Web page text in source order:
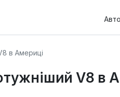
в Америці
V8 в